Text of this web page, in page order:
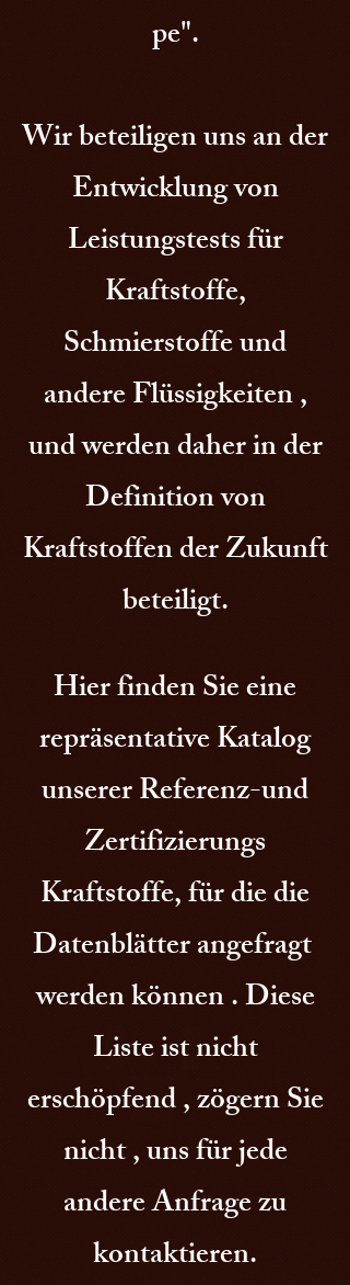
pe".
Wir beteiligen uns an der
Entwicklung von
Leistungstests für
Kraftstoffe,
Schmierstoffe und
andere Flüssigkeiten ,
und werden daher in der
Definition von
Kraftstoffen der Zukunft
beteiligt.
Hier finden Sie eine
repräsentative Katalog
unserer Referenz-und
Zertifizierungs
Kraftstoffe, für die die
Datenblätter angefragt
werden können . Diese
Liste ist nicht
erschöpfend , zögern Sie
nicht , uns für jede
andere Anfrage zu
kontaktieren.